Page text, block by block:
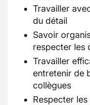
Travailler
du détail
Savoir
respecter les
Travailler
entretenir de
collègues
Respecter